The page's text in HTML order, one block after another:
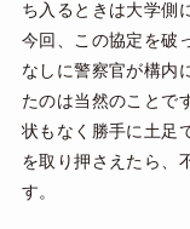
ち入るときは大学側
今回、この協定を破
なしに警察官が構内
たのは当然のことで
状もなく勝手に土足
を取り押さえたら、
す。